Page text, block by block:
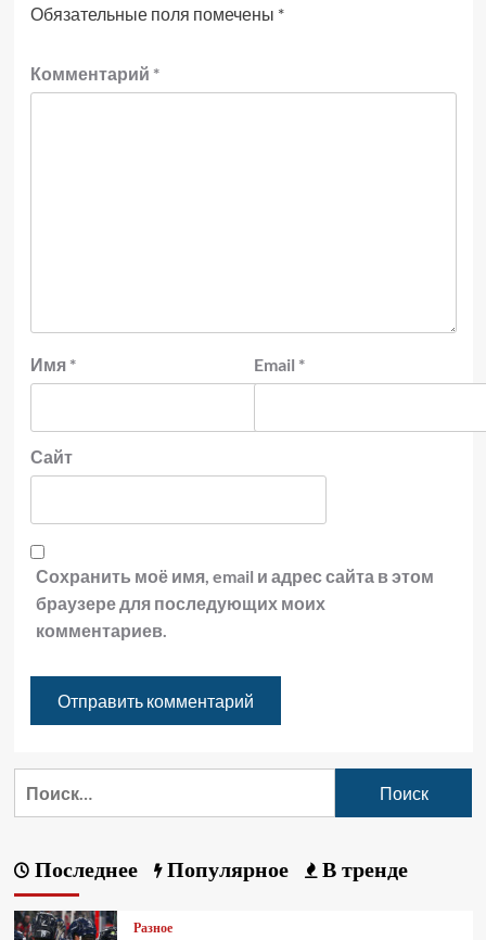
Обязательные поля помечены *
Комментарий *
Имя * Email *
Сайт
Сохранить моё имя, email и адрес сайта в этом
браузере для последующих моих
комментариев.
Последнее Популярное В тренде
Разное